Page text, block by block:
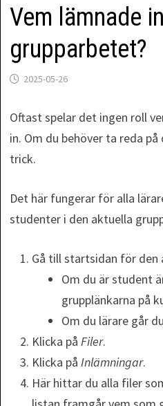
Vem lämnade in
grupparbetet?
2025-05-26
Oftast spelar det ingen roll
in. Om du behöver ta reda
trick.
Det här fungerar för alla
studenter i den aktuella
Gå till startsidan för den
Om du är student
grupplänkarna på
Om du lärare går
Klicka på Filer.
Klicka på Inlämningar.
Här hittar du alla filer